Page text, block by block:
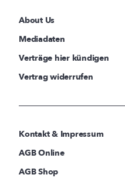
About Us
Mediadaten
Verträge hier kündigen
Vertrag widerrufen
Kontakt & Impressum
AGB Online
AGB Shop